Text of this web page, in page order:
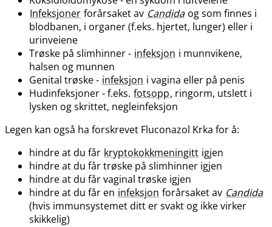
Infeksjoner forårsaket av Candida og som finnes i
blodbanen, i organer (f.eks. hjertet, lunger) eller i
urinveiene
Trøske på slimhinner - infeksjon i munnvikene,
halsen og munnen
Genital trøske - infeksjon i vagina eller på penis
Hudinfeksjoner - f.eks. fotsopp, ringorm, utslett i
lysken og skrittet, negleinfeksjon
Legen kan også ha forskrevet Fluconazol Krka for å:
hindre at du får kryptokokkmeningitt igjen
hindre at du får trøske på slimhinner igjen
hindre at du får vaginal trøske igjen
hindre at du får en infeksjon forårsaket av Candida
(hvis immunsystemet ditt er svakt og ikke virker
skikkelig)